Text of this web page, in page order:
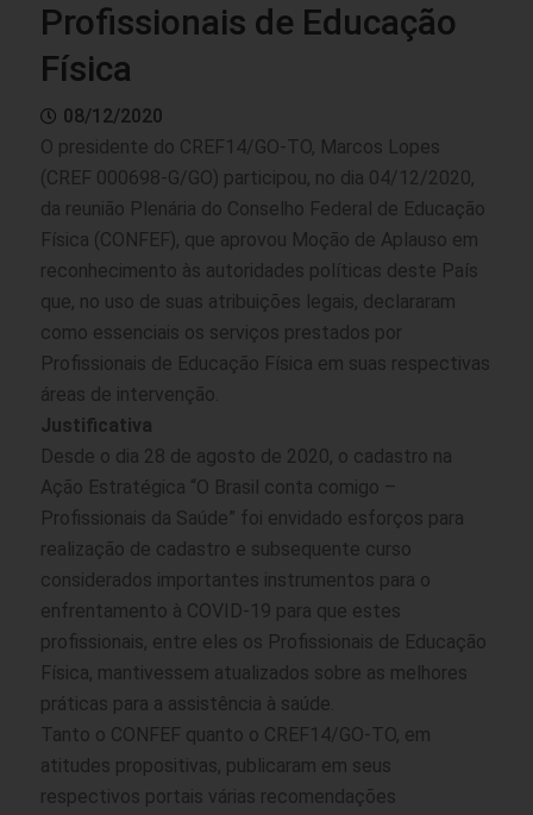
Profissionais de Educação
Física
08/12/2020
O presidente do CREF14/GO-TO, Marcos Lopes
(CREF 000698-G/GO) participou, no dia 04/12/2020,
da reunião Plenária do Conselho Federal de Educação
Física (CONFEF), que aprovou Moção de Aplauso em
reconhecimento às autoridades políticas deste País
que, no uso de suas atribuições legais, declararam
como essenciais os serviços prestados por
Profissionais de Educação Física em suas respectivas
áreas de intervenção.
Justificativa
Desde o dia 28 de agosto de 2020, o cadastro na
Ação Estratégica “O Brasil conta comigo –
Profissionais da Saúde” foi envidado esforços para
realização de cadastro e subsequente curso
considerados importantes instrumentos para o
enfrentamento à COVID-19 para que estes
profissionais, entre eles os Profissionais de Educação
Física, mantivessem atualizados sobre as melhores
práticas para a assistência à saúde.
Tanto o CONFEF quanto o CREF14/GO-TO, em
atitudes propositivas, publicaram em seus
respectivos portais várias recomendações